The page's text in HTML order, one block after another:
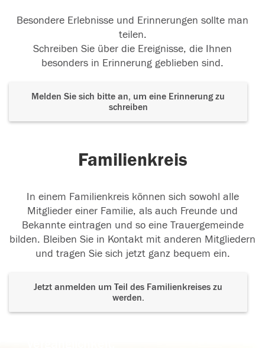
Besondere Erlebnisse und Erinnerungen sollte man
teilen.
Schreiben Sie über die Ereignisse, die Ihnen
besonders in Erinnerung geblieben sind.
Melden Sie sich bitte an, um eine Erinnerung zu
schreiben
Familienkreis
In einem Familienkreis können sich sowohl alle
Mitglieder einer Familie, als auch Freunde und
Bekannte eintragen und so eine Trauergemeinde
bilden. Bleiben Sie in Kontakt mit anderen Mitgliedern
und tragen Sie sich jetzt ganz bequem ein.
Jetzt anmelden um Teil des Familienkreises zu
werden.